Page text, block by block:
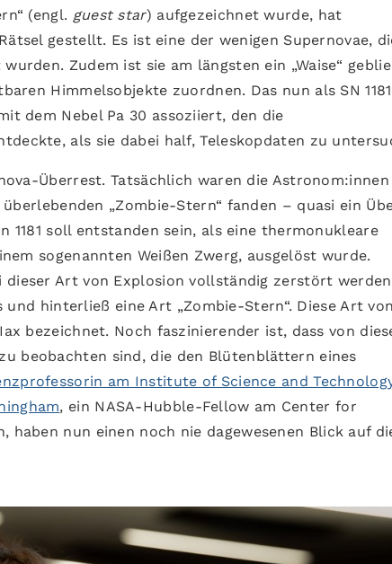
(engl. guest star) aufgezeichnet wurde, hat
gestellt. Es ist eine der wenigen Supernovae,
Zudem ist sie am längsten ein „Waise“
Himmelsobjekte zuordnen. Das nun als SN 1181
dem Nebel Pa 30 assoziiert, den die
als sie dabei half, Teleskopdaten zu
Überrest. Tatsächlich waren die Astronom:innen
„Zombie-Stern“ fanden – quasi ein
1181 soll entstanden sein, als eine thermonukleare
sogenannten Weißen Zwerg, ausgelöst wurde.
dieser Art von Explosion vollständig zerstört
hinterließ eine Art „Zombie-Stern“. Diese Art
bezeichnet. Noch faszinierender ist, dass von
beobachten sind, die den Blütenblättern eines
am Institute of Science and
, ein NASA-Hubble-Fellow am Center for
haben nun einen noch nie dagewesenen Blick auf